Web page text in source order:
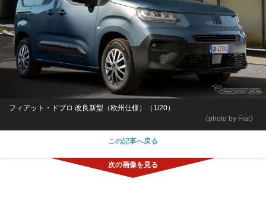
《photo by Fiat》
フィアット・ドブロ 改良新型（欧州仕様）（1/20）
この記事へ戻る